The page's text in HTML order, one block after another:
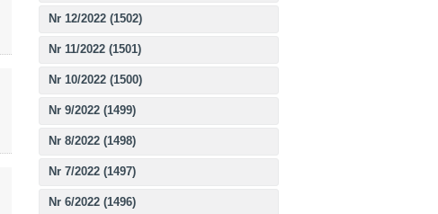
Nr 12/2022 (1502)
Nr 11/2022 (1501)
Nr 10/2022 (1500)
Nr 9/2022 (1499)
Nr 8/2022 (1498)
Nr 7/2022 (1497)
Nr 6/2022 (1496)